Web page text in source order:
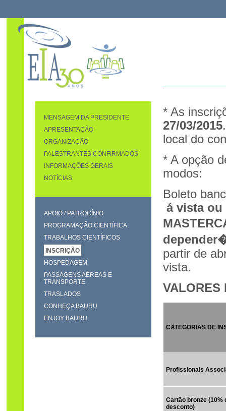
MENSAGEM DA PRESIDENTE
APRESENTAÇÃO
ORGANIZAÇÃO
PALESTRANTES CONFIRMADOS
INFORMAÇÕES GERAIS
NOTÍCIAS
APOIO / PATROCÍNIO
PROGRAMAÇÃO CIENTÍFICA
TRABALHOS CIENTÍFICOS
INSCRIÇÃO
HOSPEDAGEM
PASSAGENS AÉREAS E
TRANSPORTE
TRASLADOS
CONHEÇA BAURU
ENJOY BAURU
* As
27/03/2015
local do
* A opção
modos:
Boleto
á vista ou
partir de
vista.
VALORES
CATEGORIAS DE
Profissionais
Cartão bronze (10%
desconto)